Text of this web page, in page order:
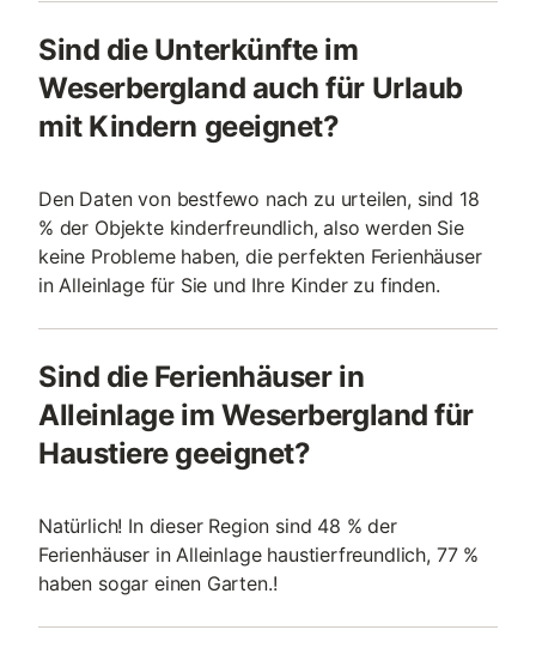
Sind die Unterkünfte im
Weserbergland auch für Urlaub
mit Kindern geeignet?
Den Daten von bestfewo nach zu urteilen, sind 18
% der Objekte kinderfreundlich, also werden Sie
keine Probleme haben, die perfekten Ferienhäuser
in Alleinlage für Sie und Ihre Kinder zu finden.
Sind die Ferienhäuser in
Alleinlage im Weserbergland für
Haustiere geeignet?
Natürlich! In dieser Region sind 48 % der
Ferienhäuser in Alleinlage haustierfreundlich, 77 %
haben sogar einen Garten.!